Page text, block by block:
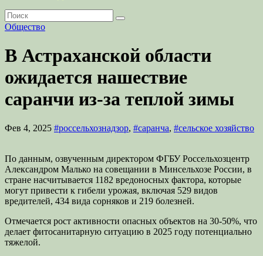
Общество
В Астраханской области
ожидается нашествие
саранчи из-за теплой зимы
Фев 4, 2025 #россельхознадзор, #саранча, #сельское хозяйство
По данным, озвученным директором ФГБУ Россельхозцентр
Александром Малько на совещании в Минсельхозе России, в
стране насчитывается 1182 вредоносных фактора, которые
могут привести к гибели урожая, включая 529 видов
вредителей, 434 вида сорняков и 219 болезней.
Отмечается рост активности опасных объектов на 30-50%, что
делает фитосанитарную ситуацию в 2025 году потенциально
тяжелой.